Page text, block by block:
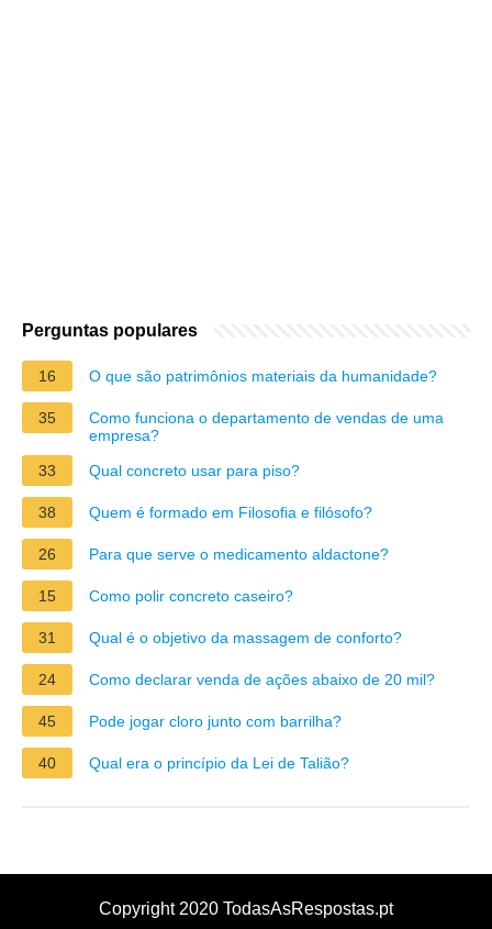
Perguntas populares
16 O que são patrimônios materiais da humanidade?
35
Como funciona o departamento de vendas de uma
empresa?
33
Qual concreto usar para piso?
38 Quem é formado em Filosofia e filósofo?
26 Para que serve o medicamento aldactone?
15 Como polir concreto caseiro?
31 Qual é o objetivo da massagem de conforto?
24 Como declarar venda de ações abaixo de 20 mil?
45 Pode jogar cloro junto com barrilha?
40 Qual era o princípio da Lei de Talião?
Copyright 2020 TodasAsRespostas.pt